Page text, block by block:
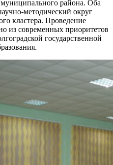
района. Оба
методический округ
кластера. Проведение
из современных приоритетов
государственной